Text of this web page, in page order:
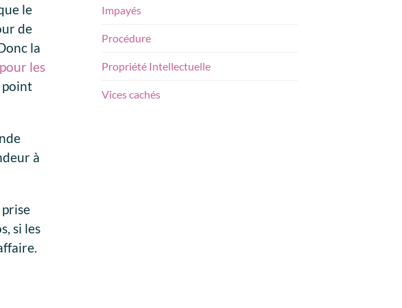
le
de
la
les
point
à
si les
Impayés
Procédure
Propriété Intellectuelle
Vices cachés